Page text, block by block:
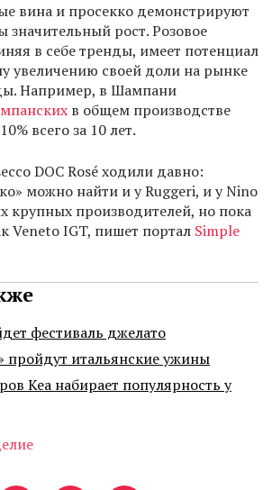
вина и просекко демонстрируют
значительный рост. Розовое
в себе тренды, имеет потенциал
увеличению своей доли на рынке
Например, в Шампани
в общем производстве
всего за 10 лет.
DOC Rosé ходили давно:
можно найти и у Ruggeri, и у Nino
крупных производителей, но пока
Veneto IGT, пишет портал Simple
фестиваль джелато
пройдут итальянские ужины
Кеа набирает популярность у